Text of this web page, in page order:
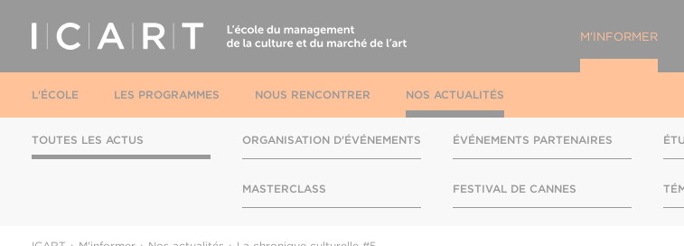
M'INFORMER
L'ÉCOLE LES PROGRAMMES NOUS RENCONTRER NOS ACTUALITÉS
TOUTES LES ACTUS ORGANISATION D'ÉVÉNEMENTS
MASTERCLASS
ÉVÉNEMENTS PARTENAIRES
FESTIVAL DE CANNES